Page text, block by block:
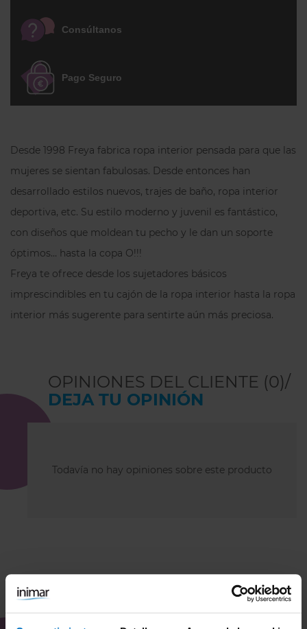
sujeción de los pechos más pesados. Este
centra y lo eleva, proyectándolo hacia
adelante de forma que estiliza más tu
silueta. Las resistentes copas tienen un
regulables en toda su longitud y son más
anchos a partir de la copa J (23
milímetros). La espalda es en escote
chimenea (corte en U) y, según la talla,
tiene dos o tres corchetes regulables en
Uno de los mejores sujetadores para
pecho grande
y espalda estrecha,
que talla algo más pequeño de pecho. Si
no la conoces, no dudes en consultar con
nosotras, estaremos encantadas de
asesorarte.
Consúltanos
Pago Seguro
Desde 1998 Freya fabrica ropa interior pensada para que las
mujeres se sientan fabulosas. Desde entonces han
desarrollado estilos nuevos, trajes de baño, ropa interior
deportiva, etc. Su estilo moderno y juvenil es fantástico,
con diseños que moldean tu pecho y le dan un soporte
óptimos… hasta la copa O!!!
Freya te ofrece desde los sujetadores básicos
imprescindibles en tu cajón de la ropa interior hasta la ropa
interior más sugerente para sentirte aún más preciosa.
OPINIONES DEL CLIENTE (0)/
DEJA TU OPINIÓN
Todavía no hay opiniones sobre este producto
COMBÍNALO CON